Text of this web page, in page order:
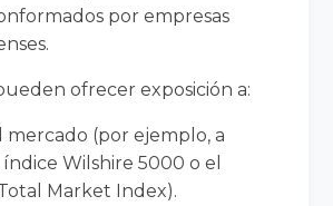
por empresas
ofrecer exposición a:
mercado (por ejemplo, a
Wilshire 5000 o el
Market Index).